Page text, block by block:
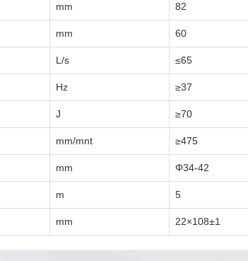
mm 82
mm 60
L/s ≤65
Hz ≥37
J ≥70
mm/mnt ≥475
mm Φ34-42
m 5
mm 22×108±1